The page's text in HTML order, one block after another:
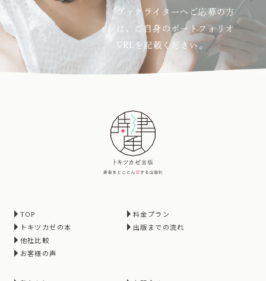
ブックライターへご応募の方
は、ご自身のポートフォリオ
URLを記載ください。
TOP
トキツカゼの本
他社比較
お客様の声
料金プラン
出版までの流れ